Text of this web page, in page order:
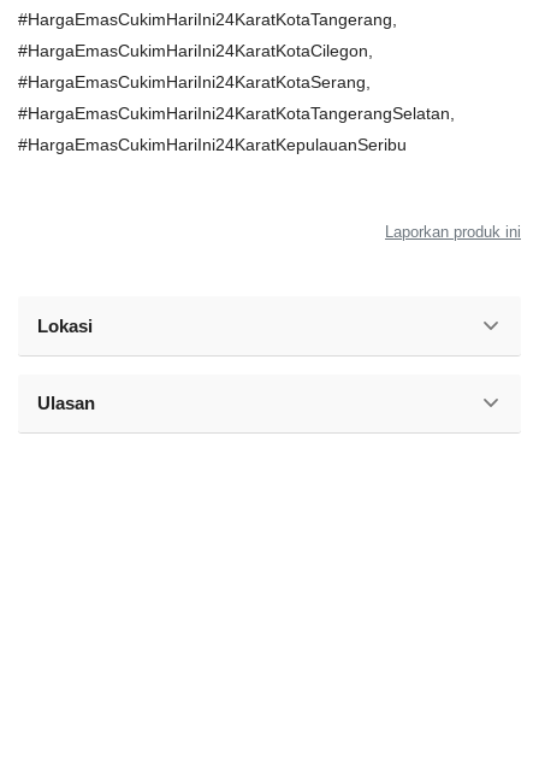
#HargaEmasCukimHariIni24KaratKotaTangerang,
#HargaEmasCukimHariIni24KaratKotaCilegon,
#HargaEmasCukimHariIni24KaratKotaSerang,
#HargaEmasCukimHariIni24KaratKotaTangerangSelatan,
#HargaEmasCukimHariIni24KaratKepulauanSeribu
Laporkan produk ini
Lokasi
Ulasan